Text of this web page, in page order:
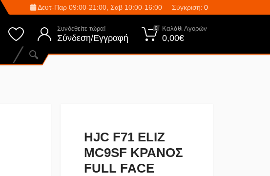
Δευτ-Παρ 09:00-21:00, Σαβ 10:00-16:00 Σύγκριση: 0
Συνδεθείτε τώρα!
Σύνδεση/Εγγραφή
0 Καλάθι Αγορών
0,00€
HJC F71 ELIZ
MC9SF ΚΡΑΝΟΣ
FULL FACE